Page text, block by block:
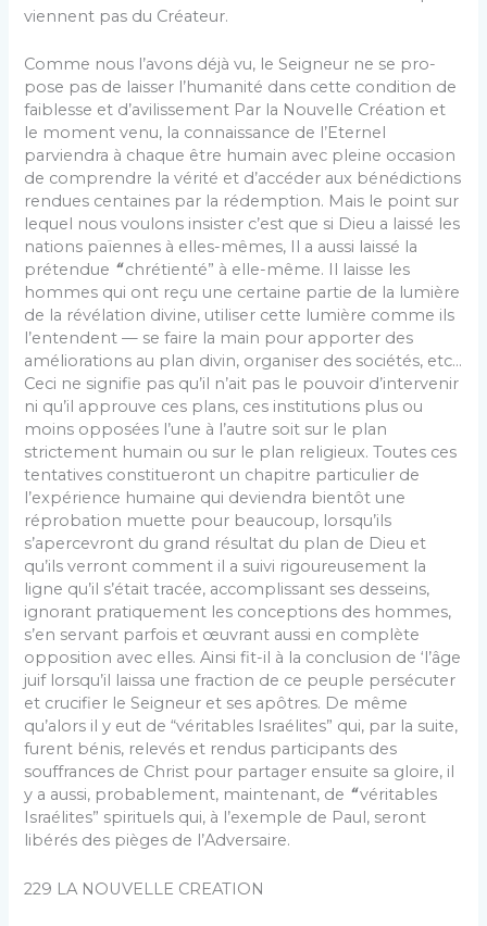
viennent pas du Créateur.
Comme nous l’avons déjà vu, le Seigneur ne se pro­
pose pas de laisser l’humanité dans cette condition de
faiblesse et d’avilissement Par la Nouvelle Création et
le moment venu, la connaissance de l’Eternel
parviendra à chaque être humain avec pleine occasion
de comprendre la vérité et d’accéder aux bénédictions
rendues centaines par la rédemption. Mais le point sur
lequel nous voulons insister c’est que si Dieu a laissé les
nations païennes à elles-mêmes, Il a aussi laissé la
prétendue “chrétienté” à elle-même. Il laisse les
hommes qui ont reçu une certaine partie de la lumière
de la révélation divine, utiliser cette lumière comme ils
l’entendent — se faire la main pour apporter des
améliorations au plan divin, organiser des sociétés, etc…
Ceci ne signifie pas qu’il n’ait pas le pouvoir d’intervenir
ni qu’il approuve ces plans, ces institutions plus ou
moins opposées l’une à l’autre soit sur le plan
strictement humain ou sur le plan religieux. Toutes ces
tentatives constitueront un chapitre particu­lier de
l’expérience humaine qui deviendra bientôt une
réprobation muette pour beaucoup, lorsqu’ils
s’aperce­vront du grand résultat du plan de Dieu et
qu’ils verront comment il a suivi rigoureusement la
ligne qu’il s’était tracée, accomplissant ses desseins,
ignorant pratiquement les conceptions des hommes,
s’en servant parfois et œuvrant aussi en complète
opposition avec elles. Ainsi fit-il à la conclusion de ‘l’âge
juif lorsqu’il laissa une fraction de ce peuple persécuter
et crucifier le Seigneur et ses apôtres. De même
qu’alors il y eut de “véritables Israélites” qui, par la suite,
furent bénis, relevés et rendus participants des
souffrances de Christ pour partager ensuite sa gloire, il
y a aussi, probablement, main­tenant, de “véritables
Israélites” spirituels qui, à l’exem­ple de Paul, seront
libérés des pièges de l’Adversaire.
229 LA NOUVELLE CREATION